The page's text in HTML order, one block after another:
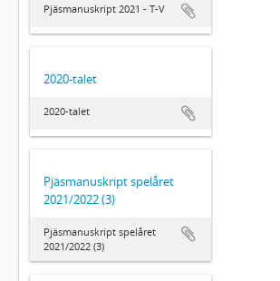
Pjäsmanuskript 2021 - T-V
2020-talet
2020-talet
Pjäsmanuskript spelåret
2021/2022 (3)
Pjäsmanuskript spelåret
2021/2022 (3)